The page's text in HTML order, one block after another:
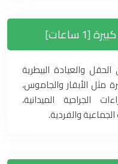
والعيادة البيطرية
مثل الأبقار والجاموس،
الجراحية الميدانية،
والفردية.